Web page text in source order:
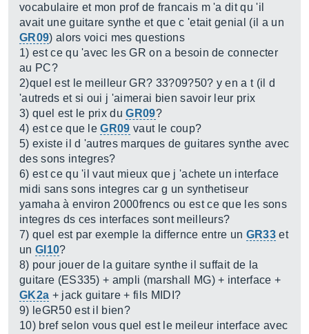
vocabulaire et mon prof de francais m 'a dit qu 'il
avait une guitare synthe et que c 'etait genial (il a un
GR09) alors voici mes questions
1) est ce qu 'avec les GR on a besoin de connecter
au PC?
2)quel est le meilleur GR? 33?09?50? y en a t (il d
'autreds et si oui j 'aimerai bien savoir leur prix
3) quel est le prix duGR09?
4) est ce que leGR09 vaut le coup?
5) existe il d 'autres marques de guitares synthe avec
des sons integres?
6) est ce qu 'il vaut mieux que j 'achete un interface
midi sans sons integres car g un synthetiseur
yamaha à environ 2000frencs ou est ce que les sons
integres ds ces interfaces sont meilleurs?
7) quel est par exemple la differnce entre un GR33 et
un GI10?
8) pour jouer de la guitare synthe il suffait de la
guitare (ES335) + ampli (marshall MG) + interface +
GK2a + jack guitare + fils MIDI?
9) leGR50 est il bien?
10) bref selon vous quel est le meileur interface avec